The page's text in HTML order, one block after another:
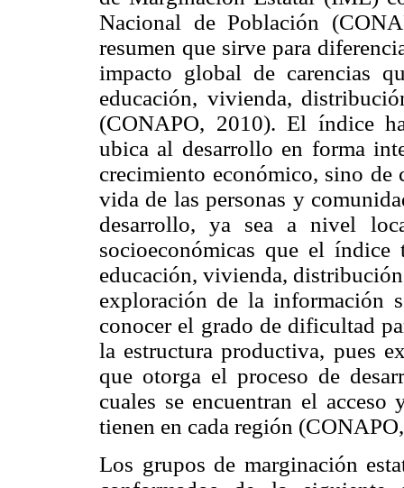
Nacional de Población
resumen que sirve para
impacto global de carencias
educación, vivienda,
(CONAPO, 2010). El índice
ubica al desarrollo en forma
crecimiento económico, sino
vida de las personas y
desarrollo, ya sea a nivel
socioeconómicas que el
educación, vivienda,
exploración de la información
conocer el grado de dificultad
la estructura productiva, pues
que otorga el proceso de
cuales se encuentran el
tienen en cada región
Los grupos de marginación